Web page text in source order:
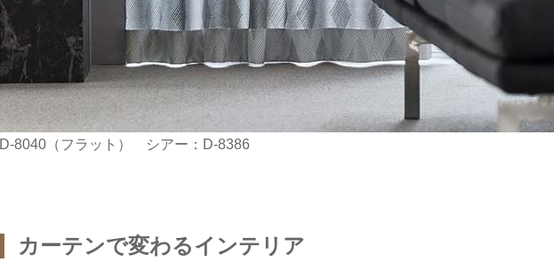
D-8040（フラット） シアー：D-8386
カーテンで変わるインテリア